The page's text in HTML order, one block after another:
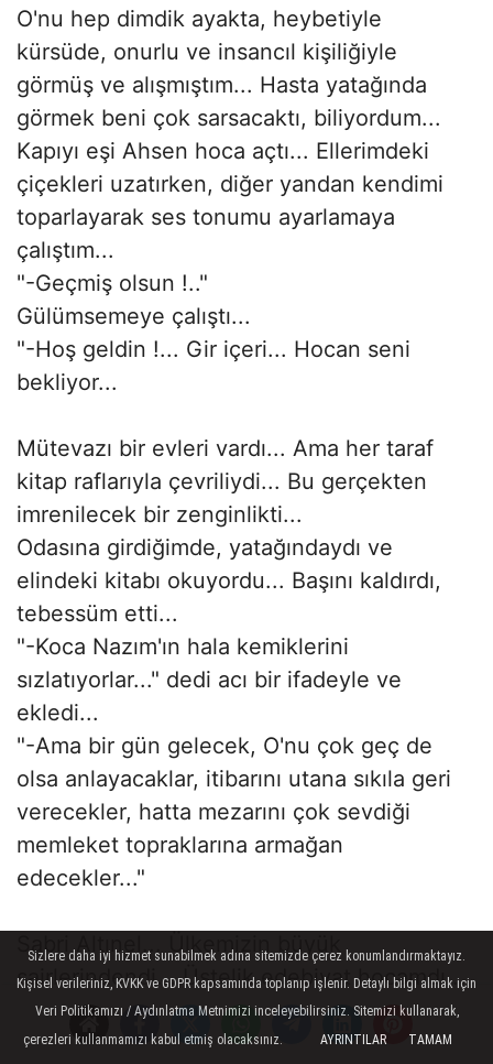
O'nu hep dimdik ayakta, heybetiyle
kürsüde, onurlu ve insancıl kişiliğiyle
görmüş ve alışmıştım... Hasta yatağında
görmek beni çok sarsacaktı, biliyordum...
Kapıyı eşi Ahsen hoca açtı... Ellerimdeki
çiçekleri uzatırken, diğer yandan kendimi
toparlayarak ses tonumu ayarlamaya
çalıştım...
"-Geçmiş olsun !.."
Gülümsemeye çalıştı...
"-Hoş geldin !... Gir içeri... Hocan seni
bekliyor...
Mütevazı bir evleri vardı... Ama her taraf
kitap raflarıyla çevriliydi... Bu gerçekten
imrenilecek bir zenginlikti...
Odasına girdiğimde, yatağındaydı ve
elindeki kitabı okuyordu... Başını kaldırdı,
tebessüm etti...
"-Koca Nazım'ın hala kemiklerini
sızlatıyorlar..." dedi acı bir ifadeyle ve
ekledi...
"-Ama bir gün gelecek, O'nu çok geç de
olsa anlayacaklar, itibarını utana sıkıla geri
verecekler, hatta mezarını çok sevdiği
memleket topraklarına armağan
edecekler..."
Sabri Altınel... Ülkemizin büyük
şairlerindendi... Üstelik edebiyat hocamdı...
Büyük aydın... İnsan gibi insan...
Ama ne yazık ki şimdi ağır hastaydı... Sigara
Sizlere daha iyi hizmet sunabilmek adına sitemizde çerez konumlandırmaktayız.
Kişisel verileriniz, KVKK ve GDPR kapsamında toplanıp işlenir. Detaylı bilgi almak için
Veri Politikamızı / Aydınlatma Metnimizi inceleyebilirsiniz. Sitemizi kullanarak,
çerezleri kullanmamızı kabul etmiş olacaksınız.
AYRINTILAR TAMAM